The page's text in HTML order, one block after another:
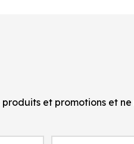
et promotions et